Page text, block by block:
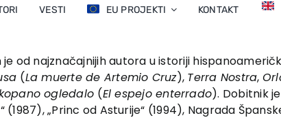
VESTI EU PROJEKTI KONTAKT
od najznačajnijih autora u istoriji
(La muerte de Artemio Cruz), Terra Nostra,
ogledalo (El espejo enterrado). Dobitnik
„Princ od Asturije“ (1994), Nagrada